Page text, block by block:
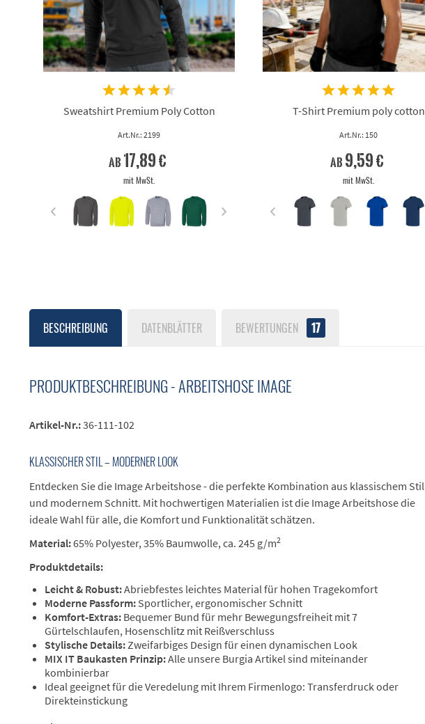
Sweatshirt Premium Poly Cotton
Art.Nr.: 2199
ab 17,89 €
mit MwSt.
T-Shirt Premium poly cotton
Art.Nr.: 150
ab 9,59 €
mit MwSt.
BESCHREIBUNG DATENBLÄTTER BEWERTUNGEN 17
PRODUKTBESCHREIBUNG - ARBEITSHOSE IMAGE
Artikel-Nr.:36-111-102
KLASSISCHER STIL – MODERNER LOOK
Entdecken Sie die Image Arbeitshose - die perfekte Kombination aus klassischem Stil
und modernem Schnitt. Mit hochwertigen Materialien ist die Image Arbeitshose die
ideale Wahl für alle, die Komfort und Funktionalität schätzen.
Material:65% Polyester, 35% Baumwolle, ca. 245 g/m2
Produktdetails:
Leicht & Robust:Abriebfestes leichtes Material für hohen Tragekomfort
Moderne Passform: Sportlicher, ergonomischer Schnitt
Komfort-Extras: Bequemer Bund für mehr Bewegungsfreiheit mit 7
Gürtelschlaufen, Hosenschlitz mit Reißverschluss
Stylische Details: Zweifarbiges Design für einen dynamischen Look
MIX IT Baukasten Prinzip:Alle unsere Burgia Artikel sind miteinander
kombinierbar
Ideal geeignet für die Veredelung mit Ihrem Firmenlogo: Transferdruck oder
Direkteinstickung